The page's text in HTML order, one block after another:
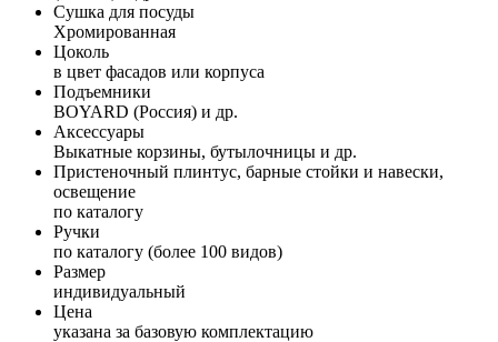
Сушка для посуды
Хромированная
Цоколь
в цвет фасадов или корпуса
Подъемники
BOYARD (Россия) и др.
Аксессуары
Выкатные корзины, бутылочницы и др.
Пристеночный плинтус, барные стойки и навески,
освещение
по каталогу
Ручки
по каталогу (более 100 видов)
Размер
индивидуальный
Цена
указана за базовую комплектацию